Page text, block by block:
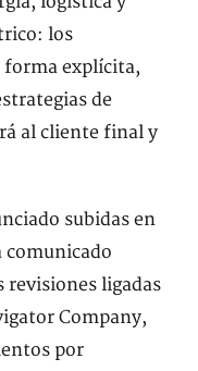
los
forma explícita,
de
al cliente final y
subidas en
comunicado
revisiones ligadas
Company,
por